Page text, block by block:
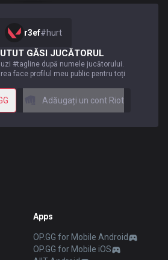
r3ef#hurt
GĂSI JUCĂTORUL
#tagline după numele jucătorului.
face profilul meu public pentru toți
Adăugați un cont Riot
Apps
OP.GG for Mobile Android
OP.GG for Mobile iOS